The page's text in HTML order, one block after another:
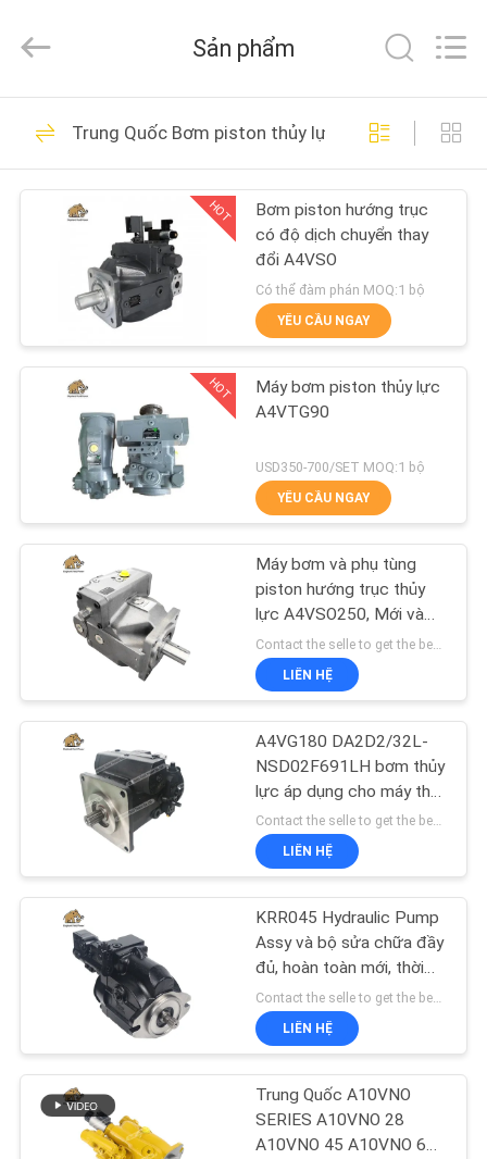
TRANG
CHỦ
PHẨM
VỀ
CHÚNG
QUAN
NHÀ
SOÁT
LƯỢNG
LIÊN
HỆ
CHÚNG
TIN
TỨC
Elephant
All
Reserved.
Phụ tùng bơm
piston thủy lực
528
Bộ phận bơm cánh
gạt thủy lực
27
Phụ tùng máy xây
dựng
706
Bơm máy kéo thủy
lực
81
Bơm piston thủy lực
276
Sản phẩm
Trung Quốc Bơm piston thủy lực
HOT
Bơm piston hướng trục
có độ dịch chuyển thay
đổi A4VSO
Có thể đàm phán MOQ:1 bộ
YÊU CẦU NGAY
HOT
Máy bơm piston thủy lực
A4VTG90
USD350-700/SET MOQ:1 bộ
YÊU CẦU NGAY
Máy bơm và phụ tùng
piston hướng trục thủy
lực A4VSO250, Mới và
hậu mãi, phù hợp với thiết
bị gốc, lắp trực tiếp, bền
và tuổi thọ cao
LIÊN HỆ
A4VG180 DA2D2/32L-
NSD02F691LH bơm thủy
lực áp dụng cho máy thu
hoạch kết hợp với tuổi
thọ bền và lâu dài
Contact the selle to get the best offer MOQ:100 chiếc
LIÊN HỆ
KRR045 Hydraulic Pump
Assy và bộ sửa chữa đầy
đủ, hoàn toàn mới, thời
gian dẫn 3-5 ngày
Contact the selle to get the best offer MOQ:1 chiếc
LIÊN HỆ
Trung Quốc A10VNO
SERIES A10VNO 28
A10VNO 45 A10VNO 63